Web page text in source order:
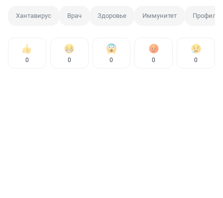
Хантавирус Врач Здоровье Иммунитет
0 0 0 0 0